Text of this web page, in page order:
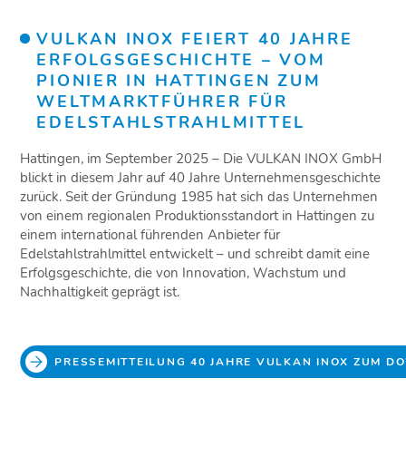
VULKAN INOX FEIERT 40 JAHRE
ERFOLGSGESCHICHTE – VOM
PIONIER IN HATTINGEN ZUM
WELTMARKTFÜHRER FÜR
EDELSTAHLSTRAHLMITTEL
Hattingen, im September 2025 – Die VULKAN INOX GmbH
blickt in diesem Jahr auf 40 Jahre Unternehmensgeschichte
zurück. Seit der Gründung 1985 hat sich das Unternehmen
von einem regionalen Produktionsstandort in Hattingen zu
einem international führenden Anbieter für
Edelstahlstrahlmittel entwickelt – und schreibt damit eine
Erfolgsgeschichte, die von Innovation, Wachstum und
Nachhaltigkeit geprägt ist.
PRESSEMITTEILUNG 40 JAHRE VULKAN INOX ZUM